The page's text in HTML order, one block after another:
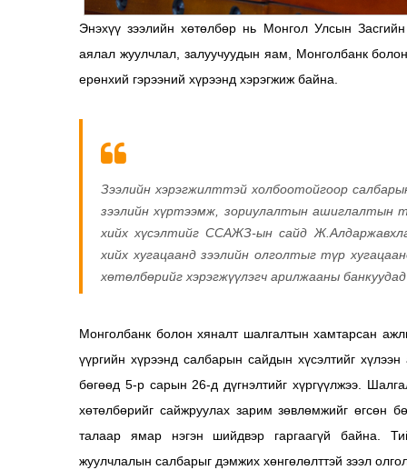
Энэхүү зээлийн хөтөлбөр нь Монгол Улсын
аялал жуулчлал, залуучуудын яам, Монголбанк
ерөнхий гэрээний хүрээнд хэрэгжиж байна.
Зээлийн хэрэгжилттэй холбоотойгоор
зээлийн хүртээмж, зориулалтын ашиглалтын
хийх хүсэлтийг ССАЖЗ-ын сайд
хийх хугацаанд зээлийн олголтыг түр
хөтөлбөрийг хэрэгжүүлэгч арилжааны
Монголбанк болон хяналт шалгалтын хамтарсан
үүргийн хүрээнд салбарын сайдын хүсэлтийг
бөгөөд 5-р сарын 26-д дүгнэлтийг хүргүүлжээ.
хөтөлбөрийг сайжруулах зарим зөвлөмжийг өгсөн
талаар ямар нэгэн шийдвэр гаргаагүй байна.
жуулчлалын салбарыг дэмжих хөнгөлөлттэй зээл